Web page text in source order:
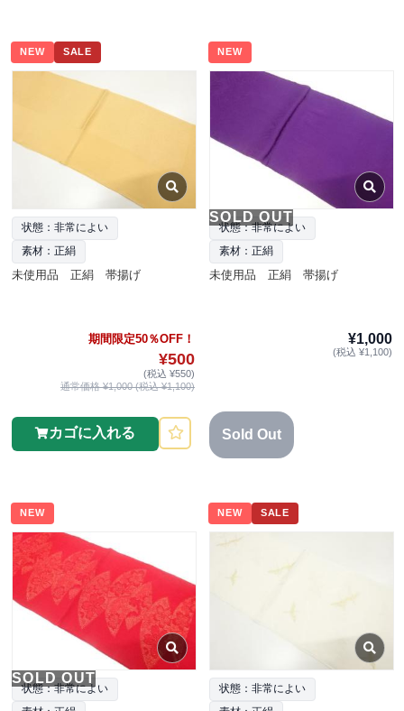
NEW SALE
状態：非常によい
素材：正絹
未使用品 正絹 帯揚げ
期間限定50％OFF！
¥500
(税込 ¥550)
通常価格 ¥1,000 (税込 ¥1,100)
カゴに入れる
NEW
SOLD OUT
状態：非常によい
素材：正絹
未使用品 正絹 帯揚げ
¥1,000
(税込 ¥1,100)
Sold Out
NEW
SOLD OUT
状態：非常によい
NEW SALE
状態：非常によい